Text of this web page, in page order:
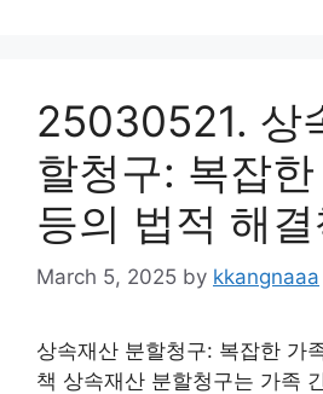
25030521. 상
할청구: 복잡
등의 법적 해결
March 5, 2025 by kkangnaaa
상속재산 분할청구: 복잡한 가
책 상속재산 분할청구는 가족